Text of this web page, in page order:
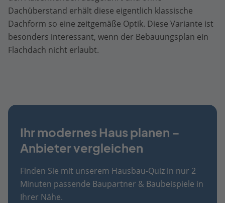
Dachüberstand erhält diese eigentlich klassische
Dachform so eine zeitgemäße Optik. Diese Variante ist
besonders interessant, wenn der Bebauungsplan ein
Flachdach nicht erlaubt.
Ihr modernes Haus planen –
Anbieter vergleichen
Finden Sie mit unserem Hausbau-Quiz in nur 2
Minuten passende Baupartner & Baubeispiele in
Ihrer Nähe.